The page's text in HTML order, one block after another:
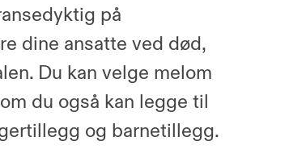
på
dine ansatte ved død,
Du kan velge melom
du også kan legge til
og barnetillegg.